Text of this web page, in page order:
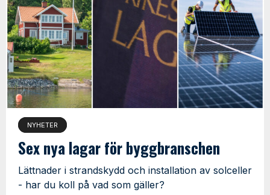
NYHETER
Sex nya lagar för byggbranschen
Lättnader i strandskydd och installation av solceller
- har du koll på vad som gäller?